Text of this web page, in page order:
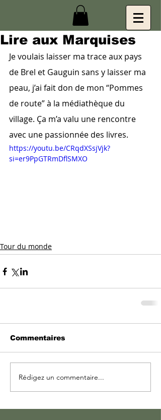
Lire aux Marquises
Je voulais laisser ma trace aux pays
de Brel et Gauguin sans y laisser ma
peau, j’ai fait don de mon “Pommes
de route” à la médiathèque du
village. Ça m’a valu une rencontre
avec une passionnée des livres.
https://youtu.be/CRqdXSsjVjk?
si=er9PpGTRmDflSMXO
Tour du monde
Commentaires
Rédigez un commentaire...